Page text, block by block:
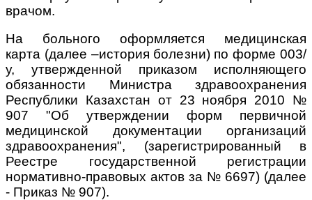
врачом.
На больного оформляется медицинская
карта (далее –история болезни) по форме 003/
у, утвержденной приказом исполняющего
обязанности Министра здравоохранения
Республики Казахстан от 23 ноября 2010 №
907 "Об утверждении форм первичной
медицинской документации организаций
здравоохранения", (зарегистрированный в
Реестре государственной регистрации
нормативно-правовых актов за № 6697) (далее
- Приказ № 907).